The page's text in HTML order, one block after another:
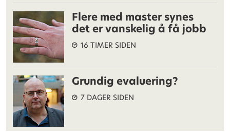
Flere med master synes
det er vanskelig å få jobb
16 TIMER SIDEN
Grundig evaluering?
7 DAGER SIDEN